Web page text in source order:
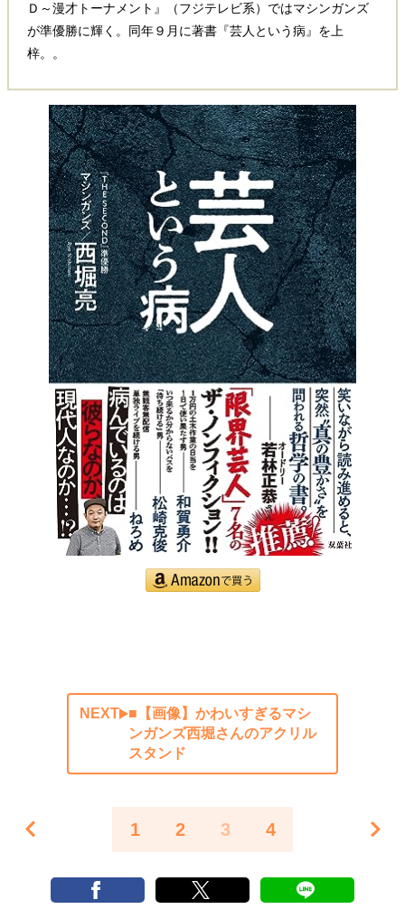
Ｄ～漫才トーナメント』（フジテレビ系）ではマシンガンズ
が準優勝に輝く。同年９月に著書『芸人という病』を上
梓。。
NEXT
■【画像】かわいすぎるマシ
ンガンズ西堀さんのアクリル
スタンド
1 2 3 4